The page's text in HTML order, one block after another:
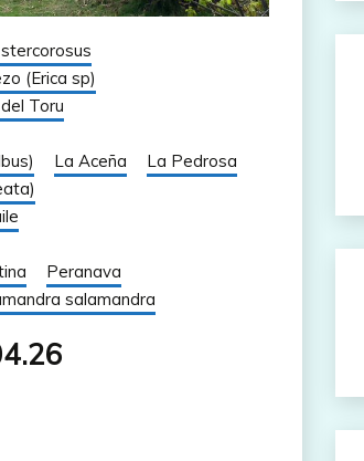
(Erica sp)
Toru
La Aceña
La Pedrosa
Peranava
salamandra